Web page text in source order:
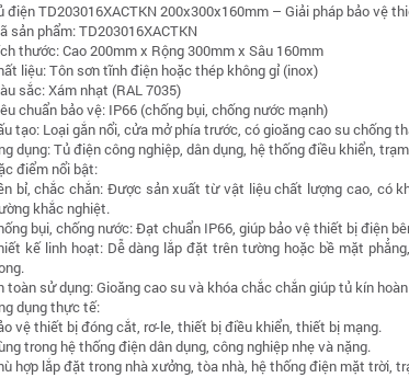
điện TD203016XACTKN 200x300x160mm – Giải pháp bảo vệ
sản phẩm: TD203016XACTKN
thước: Cao 200mm x Rộng 300mm x Sâu 160mm
liệu: Tôn sơn tĩnh điện hoặc thép không gỉ (inox)
sắc: Xám nhạt (RAL 7035)
chuẩn bảo vệ: IP66 (chống bụi, chống nước mạnh)
tạo: Loại gắn nổi, cửa mở phía trước, có gioăng cao su chống
dụng: Tủ điện công nghiệp, dân dụng, hệ thống điều khiển,
điểm nổi bật:
bỉ, chắc chắn: Được sản xuất từ vật liệu chất lượng cao, có
khắc nghiệt.
bụi, chống nước: Đạt chuẩn IP66, giúp bảo vệ thiết bị điện
kế linh hoạt: Dễ dàng lắp đặt trên tường hoặc bề mặt
toàn sử dụng: Gioăng cao su và khóa chắc chắn giúp tủ kín
dụng thực tế:
vệ thiết bị đóng cắt, rơ-le, thiết bị điều khiển, thiết bị mạng.
trong hệ thống điện dân dụng, công nghiệp nhẹ và nặng.
hợp lắp đặt trong nhà xưởng, tòa nhà, hệ thống điện mặt trời,